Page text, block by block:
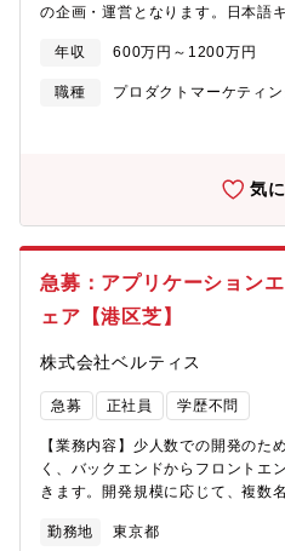
の企画・運営となります。日本語
プロダクトマネージャーの業務を
ダクトの影響力：月間1000万人
6500万超のSNSアプリに企画か
動かせる：機能改善ではなく、「
約＆成果評価型カルチャー：結果
トである、スマートフォン向けの
コンテンツ企画及び運用業務・ユ
分析に基づいたプロダクト改善企
上あるは離脱ユーザー回帰を目的
ィブユーザーを増やしていきたい
№1のキーボードアプリです。
り15年目に突入しました。長い間
いただき、累計ダウンロード数
他、様々な機能を搭載しています
年収 600万円～1200万円
職種
プロダクトマーケティ
気
急募：アプリケーション
ェア【港区芝】
株式会社ベルティス
急募 正社員 学歴不問
【業務内容】少人数での開発のた
く、バックエンドからフロントエ
きます。開発規模に応じて、複数
トに携わることができるポジショ
勤務地 東京都